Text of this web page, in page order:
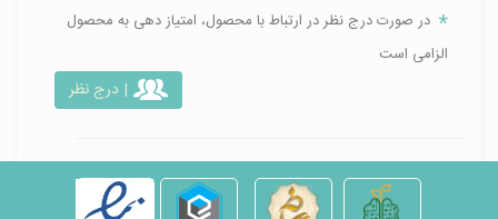
در صورت درج نظر در ارتباط با محصول، امتیاز دهی به محصول
الزامی است
| درج نظر